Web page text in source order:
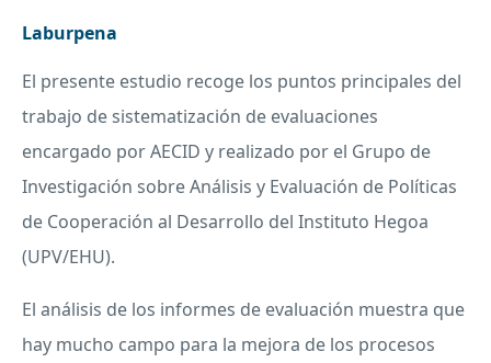
Laburpena
El presente estudio recoge los puntos principales del
trabajo de sistematización de evaluaciones
encargado porAECID y realizado por el Grupo de
Investigación sobre Análisis y Evaluación de Políticas
de Cooperación al Desarrollo del Instituto Hegoa
(UPV/EHU).
El análisis de los informes de evaluación muestra que
hay mucho campo para la mejora de los procesos